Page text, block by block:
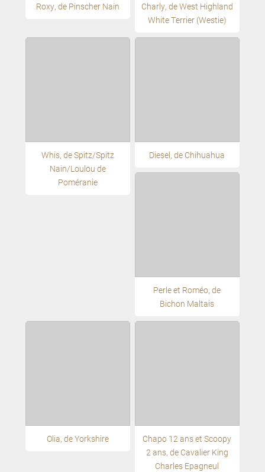
Roxy, de Pinscher Nain
Charly, de West Highland
White Terrier (Westie)
Whis, de Spitz/Spitz
Nain/Loulou de
Poméranie
Diesel, de Chihuahua
Perle et Roméo, de
Bichon Maltais
Olia, de Yorkshire
Chapo 12 ans et Scoopy
2 ans, de Cavalier King
Charles Epagneul